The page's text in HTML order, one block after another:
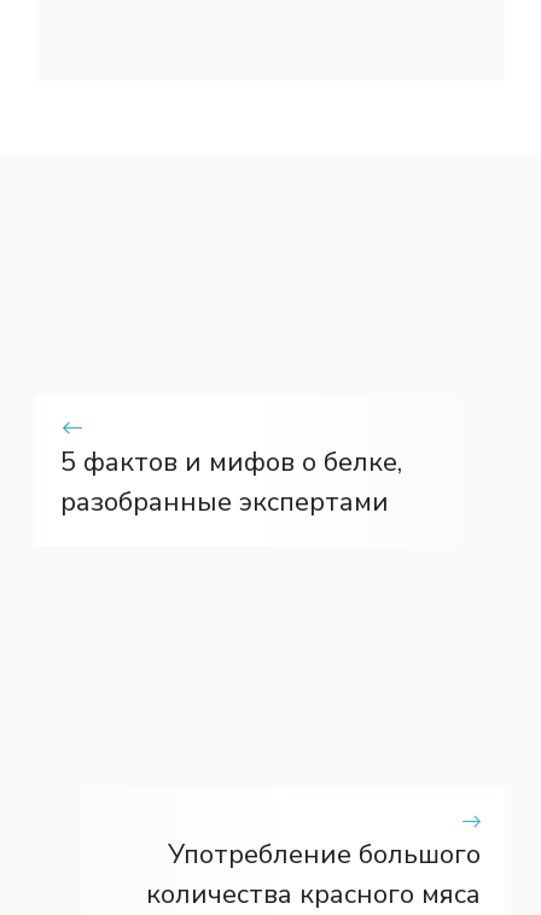
5 фактов и мифов о белке,
разобранные экспертами
Употребление большого
количества красного мяса